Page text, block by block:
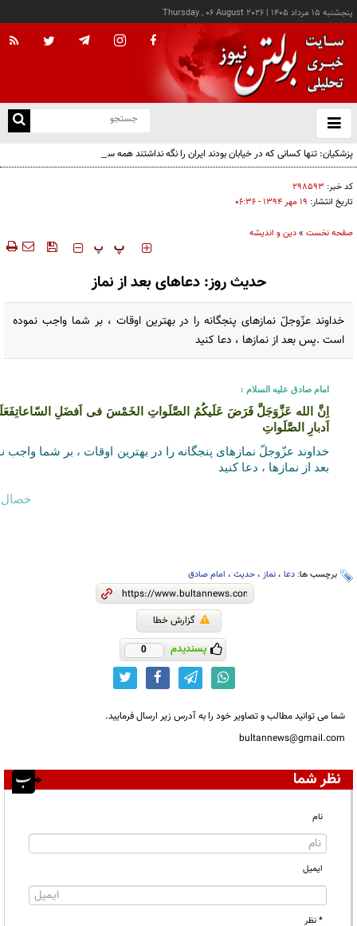
پنجشنبه ۱۵ مرداد ۱۴۰۵ |
Thursday , 06 August 2026
باز
و
پزشکیان: تنها کسانی که در خیابان بودند ایران را نگه نداشتند همه سهیم هستند
کد خبر: ۲۹۸۵۹۳
تاریخ انتشار: ۱۹ مهر ۱۳۹۴ - ۰۶:۳۶
صفحه نخست »دین و اندیشه
‍‍‍ پ پ
حدیث روز: دعاهای بعد از نماز
خداوند عزّوجلّ نمازهاى پنجگانه را در بهترين اوقات ، بر شما واجب نموده
است .پس بعد از نمازها ، دعا كنيد
امام صادق عليه ‏السلام :
اِنَّ الله عَزَّوَجَلَّ فَرَضَ عَلَيكُمُ الصَّلَواتِ الخَمْسَ فى اَفضَلِ
اَدبارِ الصَّلَواتِ
خداوند عزّوجلّ نمازهاى پنجگانه را در بهترين اوقات ، بر شما
بعد از نمازها ، دعا كنيد
خصال ، ص
برچسب ها: دعا ، نماز ، حدیث ، امام صادق
گزارش خطا
پسندیدم 0
شما می توانید مطالب و تصاویر خود را به آدرس زیر ارسال فرمایید.
bultannews@gmail.com
نظر شما
نام
ایمیل
* نظر